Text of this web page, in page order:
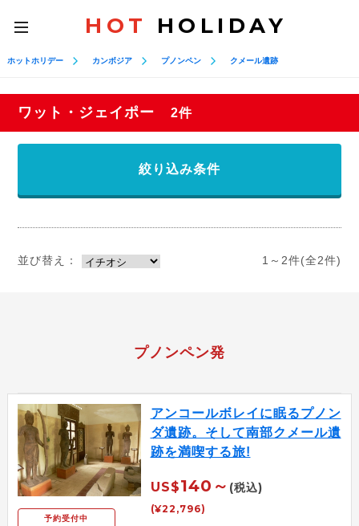
toggle
navigation
HOT HOLIDAY
ホットホリデー カンボジア プノンペン クメール遺跡
ワット・ジェイポー 2件
絞り込み条件
並び替え： 1～2件(全2件)
プノンペン発
予約受付中
アンコールボレイに眠るプノン
ダ遺跡。そして南部クメール遺
跡を満喫する旅!
US$140～ (税込)
(¥22,796)